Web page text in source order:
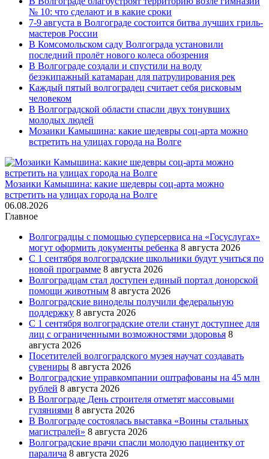
№ 10: что сделают и в какие сроки
7-9 августа в Волгограде состоится битва лучших гриль-
мастеров России
В Комсомольском саду Волгограда установили
последний пролёт нового колеса обозрения
В Волгограде создали и спустили на воду
безэкипажный катамаран для патрулирования рек
Каждый пятый волгоградец считает себя рисковым
человеком
В Волгоградской области спасли двух тонувших
молодых людей
Мозаики Камышина: какие шедевры соц-арта можно
встретить на улицах города на Волге
Мозаики Камышина: какие шедевры соц-арта можно
встретить на улицах города на Волге
06.08.2026
Главное
Волгоградцы с помощью суперсервиса на «Госуслугах»
могут оформить документы ребенка 8 августа 2026
С 1 сентября волгоградские школьники будут учиться по
новой программе 8 августа 2026
Волгоградцам стал доступен единый портал донорской
помощи животным 8 августа 2026
Волгоградские виноделы получили федеральную
поддержку 8 августа 2026
С 1 сентября волгоградские отели станут доступнее для
лиц с ограниченными возможностями здоровья 8
августа 2026
Посетителей волгоградского музея научат создавать
сувениры 8 августа 2026
Волгоградские управкомпании оштрафованы на 45 млн
рублей 8 августа 2026
В Волгограде День строителя отметят массовыми
гуляниями 8 августа 2026
В Волгограде состоялась выставка «Воины стальных
магистралей» 8 августа 2026
Волгоградские врачи спасли молодую пациентку от
паралича 8 августа 2026